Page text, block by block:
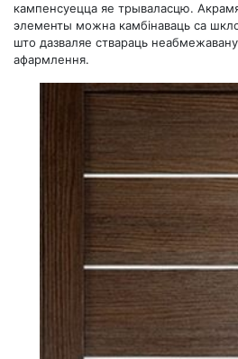
кампенсуецца яе трываласцю.
элементы можна камбінаваць са
што дазваляе ствараць
афармлення.